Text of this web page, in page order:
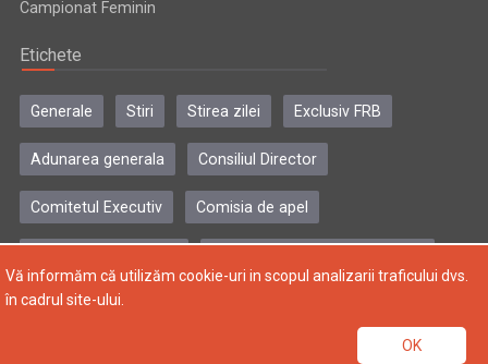
Campionat Feminin
Etichete
Generale Stiri Stirea zilei Exclusiv FRB
Adunarea generala Consiliul Director
Comitetul Executiv Comisia de apel
Copyright © 2004-2024, Federatia Romana de Baschet. Toate
Vă informăm că utilizăm cookie-uri in scopul analizarii traficului dvs.
în cadrul site-ului.
OK